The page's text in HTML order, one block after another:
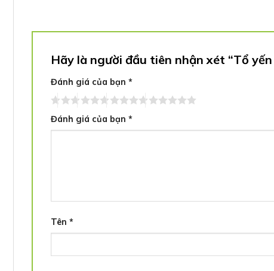
Hãy là người đầu tiên nhận xét “Tổ
Đánh giá của bạn *
Đánh giá của bạn *
Tên *